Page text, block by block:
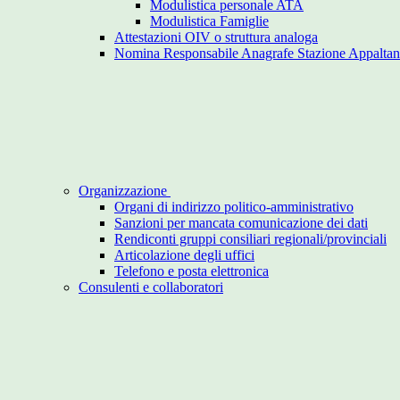
Modulistica personale ATA
Modulistica Famiglie
Attestazioni OIV o struttura analoga
Nomina Responsabile Anagrafe Stazione
Organizzazione
Organi di indirizzo politico-amministrativo
Sanzioni per mancata comunicazione dei dati
Rendiconti gruppi consiliari regionali/provinciali
Articolazione degli uffici
Telefono e posta elettronica
Consulenti e collaboratori